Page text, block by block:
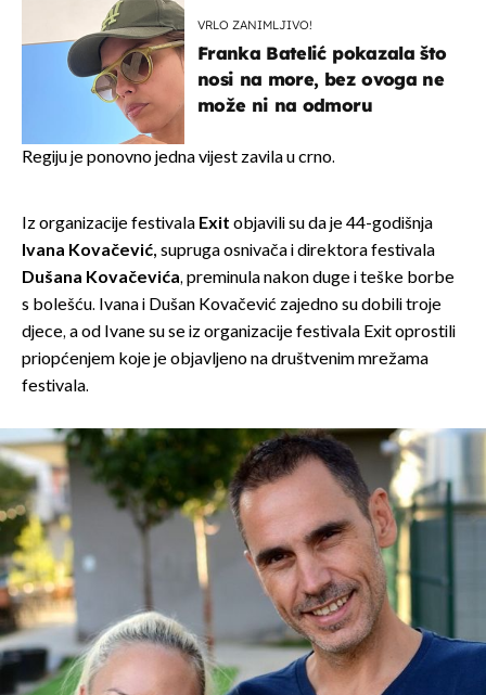
VRLO ZANIMLJIVO!
Franka Batelić pokazala što
nosi na more, bez ovoga ne
može ni na odmoru
Regiju je ponovno jedna vijest zavila u crno.
Iz organizacije festivala Exit objavili su da je 44-godišnja
Ivana Kovačević, supruga osnivača i direktora festivala
Dušana Kovačevića, preminula nakon duge i teške borbe
s bolešću. Ivana i Dušan Kovačević zajedno su dobili troje
djece, a od Ivane su se iz organizacije festivala Exit oprostili
priopćenjem koje je objavljeno na društvenim mrežama
festivala.